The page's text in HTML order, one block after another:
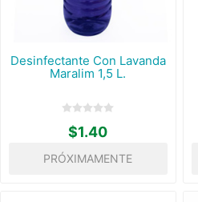
Desinfectante Con Lavanda
Maralim 1,5 L.
$1.40
PRÓXIMAMENTE